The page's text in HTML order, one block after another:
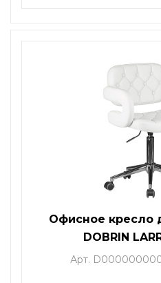
Офисное кресло
DOBRIN
Арт.